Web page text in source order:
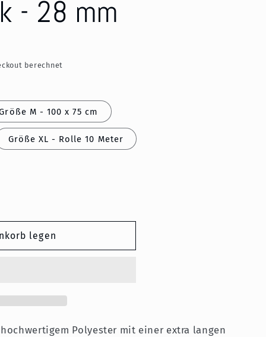
- 28 mm
berechnet
M - 100 x 75 cm
Größe XL - Rolle 10 Meter
legen
Polyester mit einer extra langen